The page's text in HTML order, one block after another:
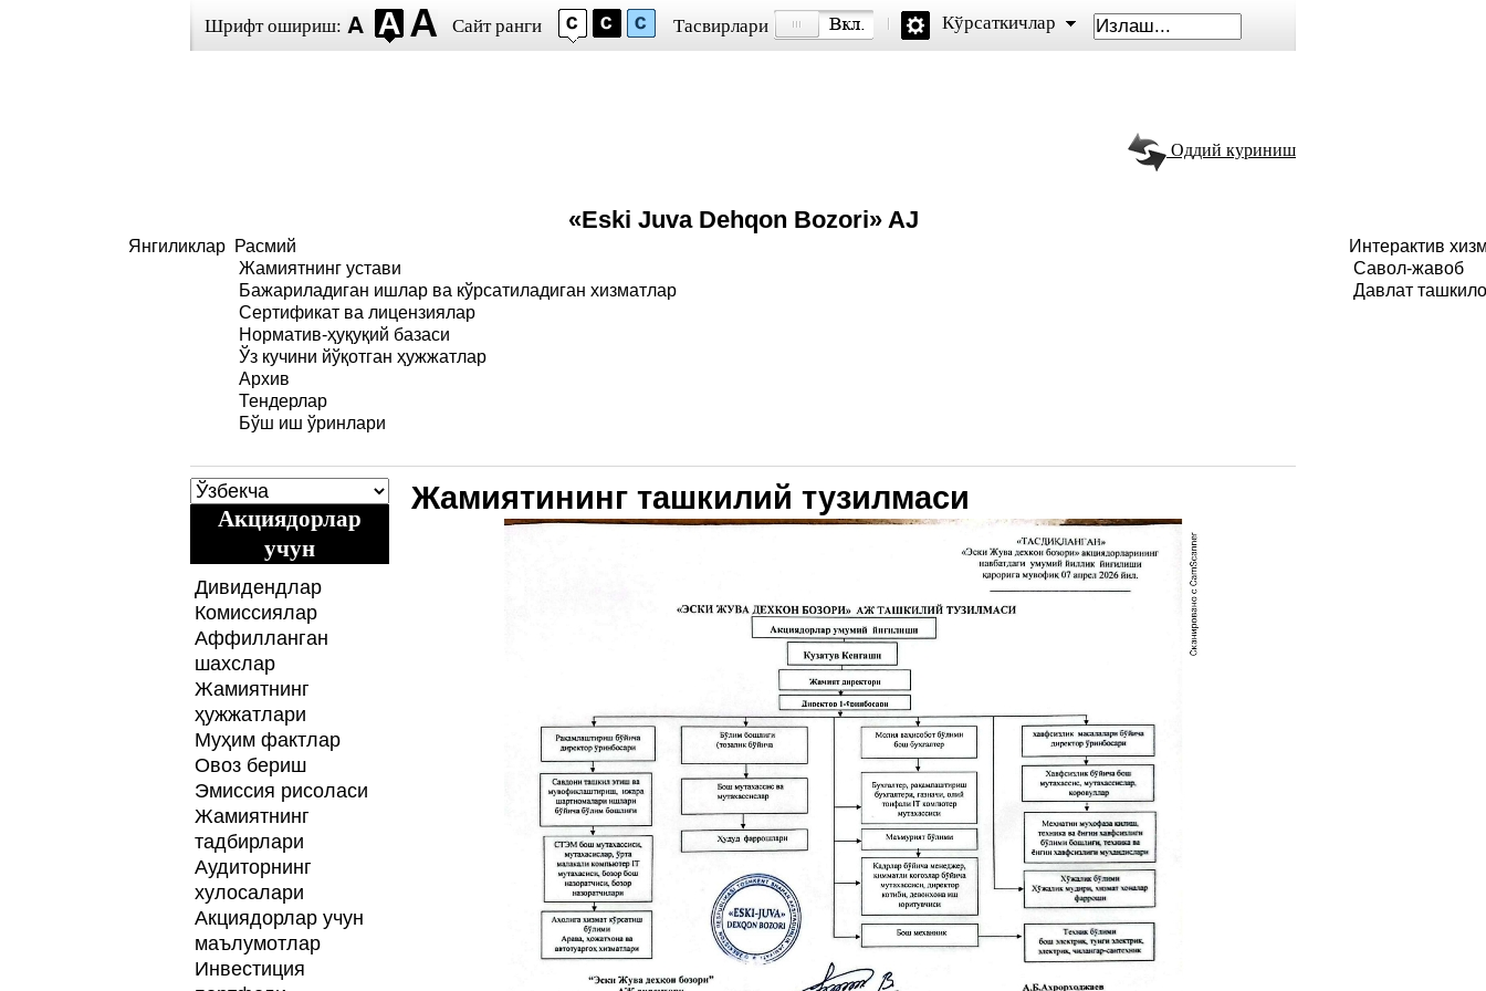
Шрифт ошириш: Сайт ранги Тасвирлари Кўрсаткичлар
Оддий куриниш
«Eski Juva Dehqon Bozori» AJ
Янгиликлар Расмий
Жамиятнинг устави
Бажариладиган ишлар ва кўрсатиладиган хизматлар
Сертификат ва лицензиялар
Норматив-ҳуқуқий базаси
Ўз кучини йўқотган ҳужжатлар
Архив
Тендерлар
Бўш иш ўринлари
Интерактив
Савол-жавоб
Давлат
Акциядорлар
учун
Дивидендлар
Комиссиялар
Аффилланган
шахслар
Жамиятнинг
ҳужжатлари
Муҳим фактлар
Овоз бериш
Эмиссия рисоласи
Жамиятнинг
тадбирлари
Аудиторнинг
хулосалари
Акциядорлар учун
маълумотлар
Инвестиция
Жамиятининг ташкилий тузилмаси